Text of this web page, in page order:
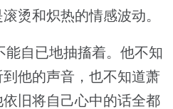
烫和炽热的情感波动。
自已地抽搐着。他不知
他的声音，也不知道萧
旧将自己心中的话全都